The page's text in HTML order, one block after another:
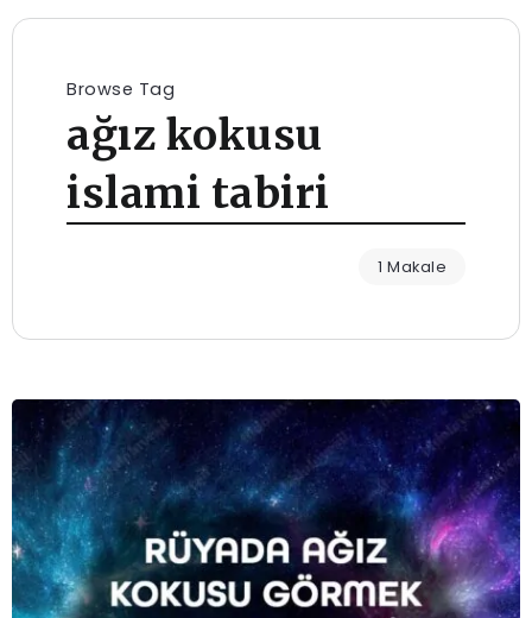
Browse Tag
ağız kokusu
islami tabiri
1 Makale